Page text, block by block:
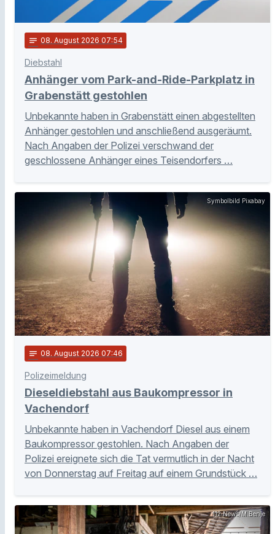
notes 08. August 2026 07:54
Diebstahl
Anhänger vom Park-and-Ride-Parkplatz in
Grabenstätt gestohlen
Unbekannte haben in Grabenstätt einen abgestellten
Anhänger gestohlen und anschließend ausgeräumt.
Nach Angaben der Polizei verschwand der
geschlossene Anhänger eines Teisendorfers …
Symbolbild Pixabay
notes 08. August 2026 07:46
Polizeimeldung
Dieseldiebstahl aus Baukompressor in
Vachendorf
Unbekannte haben in Vachendorf Diesel aus einem
Baukompressor gestohlen. Nach Angaben der
Polizei ereignete sich die Tat vermutlich in der Nacht
von Donnerstag auf Freitag auf einem Grundstück …
112 News/M.Benje